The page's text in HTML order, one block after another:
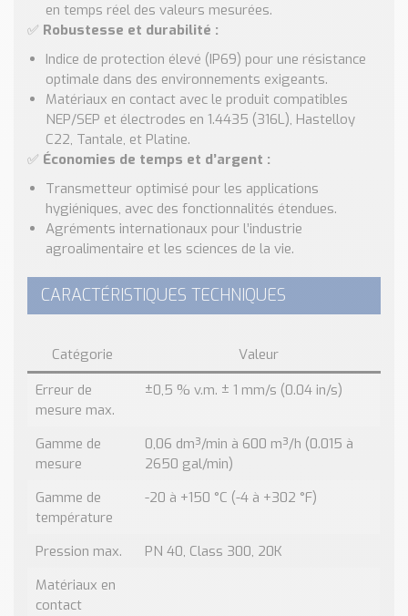
en temps réel des valeurs mesurées.
✅ Robustesse et durabilité :
Indice de protection élevé (IP69) pour une résistance
optimale dans des environnements exigeants.
Matériaux en contact avec le produit compatibles
NEP/SEP et électrodes en 1.4435 (316L), Hastelloy
C22, Tantale, et Platine.
✅ Économies de temps et d’argent :
Transmetteur optimisé pour les applications
hygiéniques, avec des fonctionnalités étendues.
Agréments internationaux pour l’industrie
agroalimentaire et les sciences de la vie.
CARACTÉRISTIQUES TECHNIQUES
Catégorie
Valeur
Erreur de
mesure max.
±0,5 % v.m. ± 1 mm/s (0.04 in/s)
Gamme de
mesure
0,06 dm³/min à 600 m³/h (0.015 à
2650 gal/min)
Gamme de
température
-20 à +150 °C (-4 à +302 °F)
Pression max.
PN 40, Class 300, 20K
Matériaux en
contact